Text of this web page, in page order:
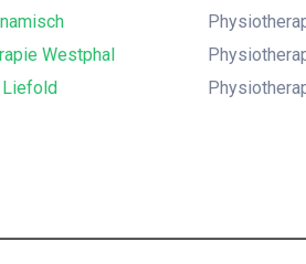
Westphal
Liefold